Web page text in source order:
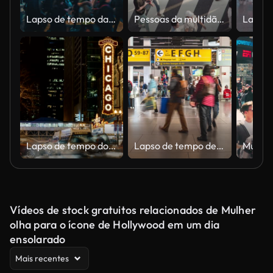
Lapso de tempo da noite de Kabukicho com multidão andando na rua na cidade de Shinjuku Tokyo, Japão Pessoas da multidão atravessando a travessia de zebras, Tóquio, Japão.
Lapso de tempo do Teatro chicago Lapso de tempo de caminhada turística lotada no Aeroporto Schiphol de Amsterdã
Vídeos de stock gratuitos relacionados de Mulher
olha para o ícone de Hollywood em um dia
ensolarado
Mais recentes